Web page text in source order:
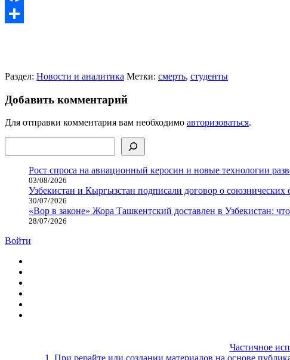
Facebook
Раздел: Новости и аналитика Метки: смерть, студенты
Добавить комментарий
Для отправки комментария вам необходимо авторизоваться.
Рост спроса на авиационный керосин и новые технологии
03/08/2026
Узбекистан и Кыргызстан подписали договор о
30/07/2026
«Вор в законе» Жора Ташкентский доставлен в Узбекистан:
28/07/2026
Войти
Частичное